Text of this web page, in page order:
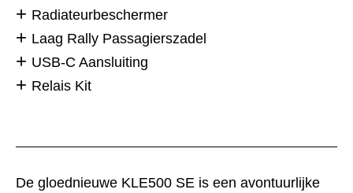
De gloednieuwe KLE500 SE is een avontuurlijke
Radiateurbeschermer
Laag Rally Passagierszadel
USB-C Aansluiting
Relais Kit